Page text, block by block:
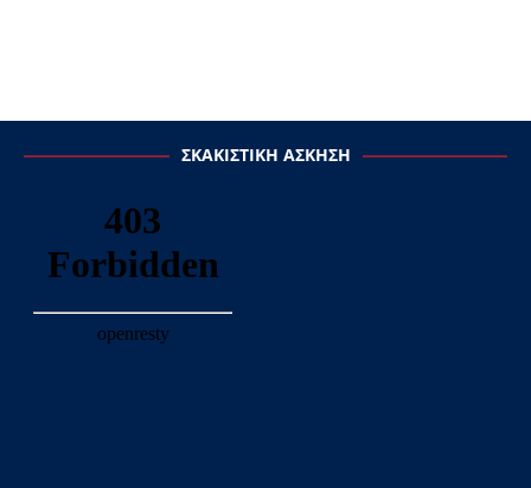
ΣΚΑΚΙΣΤΙΚΉ ΆΣΚΗΣΗ